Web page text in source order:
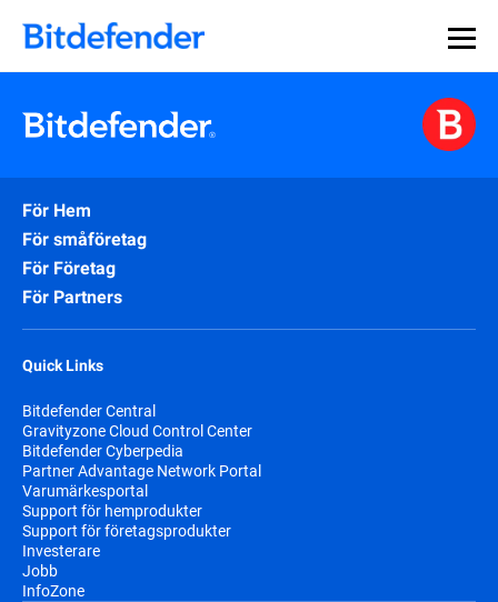
För Hem
För småföretag
För Företag
För Partners
Quick Links
Bitdefender Central
Gravityzone Cloud Control Center
Bitdefender Cyberpedia
Partner Advantage Network Portal
Varumärkesportal
Support för hemprodukter
Support för företagsprodukter
Investerare
Jobb
InfoZone